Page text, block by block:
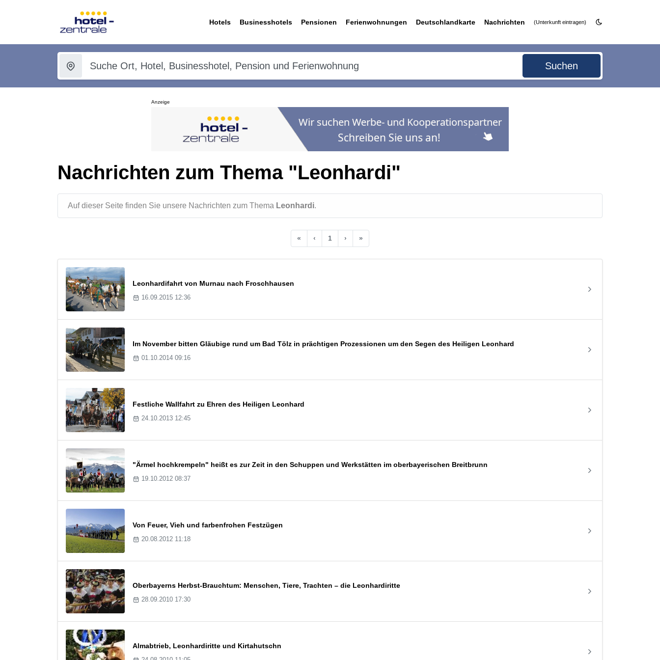
Hotels Businesshotels Pensionen Ferienwohnungen Deutschlandkarte Nachrichten (Unterkunft eintragen)
Suchen
Anzeige
Nachrichten zum Thema "Leonhardi"
Auf dieser Seite finden Sie unsere Nachrichten zum Thema Leonhardi.
« ‹ 1 › »
Leonhardifahrt von Murnau nach Froschhausen
16.09.2015 12:36
Im November bitten Gläubige rund um Bad Tölz in prächtigen Prozessionen um den Segen des Heiligen Leonhard
01.10.2014 09:16
Festliche Wallfahrt zu Ehren des Heiligen Leonhard
24.10.2013 12:45
"Ärmel hochkrempeln" heißt es zur Zeit in den Schuppen und Werkstätten im oberbayerischen Breitbrunn
19.10.2012 08:37
Von Feuer, Vieh und farbenfrohen Festzügen
20.08.2012 11:18
Oberbayerns Herbst-Brauchtum: Menschen, Tiere, Trachten – die Leonhardiritte
28.09.2010 17:30
Almabtrieb, Leonhardiritte und Kirtahutschn